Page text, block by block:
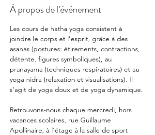
À propos de l'événement
Les cours de hatha yoga consistent à
joindre le corps et l'esprit, grâce à des
asanas (postures: étirements, contractions,
détente, figures symboliques), au
pranayama (techniques respiratoires) et au
yoga nidra (relaxation et visualisations). Il
s'agit de yoga doux et de yoga dynamique.
Retrouvons-nous chaque mercredi, hors
vacances scolaires, rue Guillaume
Apollinaire, à l'étage à la salle de sport